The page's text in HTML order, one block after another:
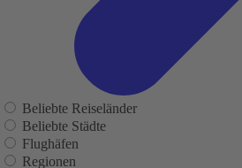
Beliebte Reiseländer
Beliebte Städte
Flughäfen
Regionen